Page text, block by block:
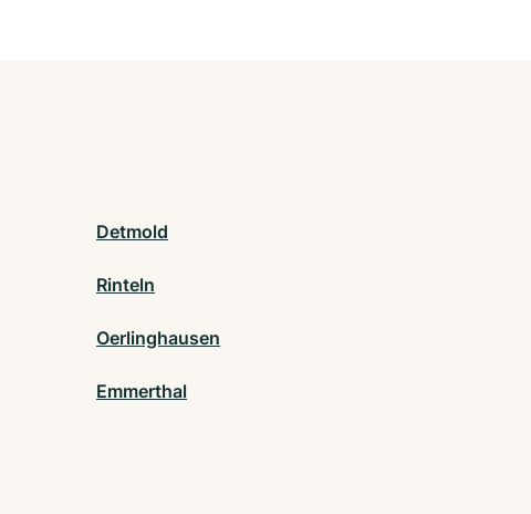
Detmold
Rinteln
Oerlinghausen
Emmerthal